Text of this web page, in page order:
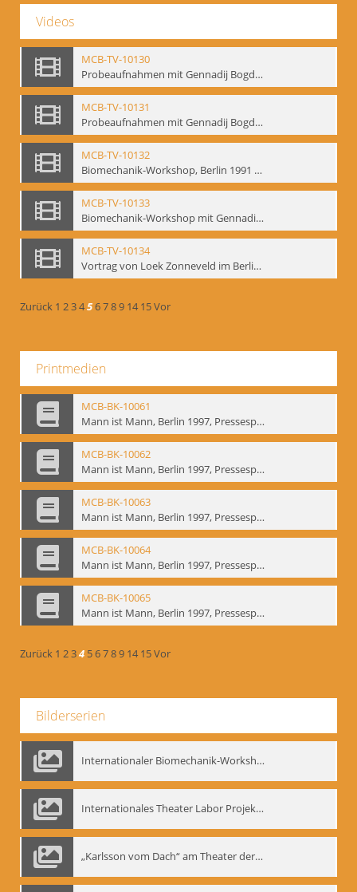
Videos
MCB-TV-10130
Probeaufnahmen mit Gennadij Bogdanow und Aufnahmen von Biomechanik-Workshop, Berlin 1991 - Interne Signatur: BM-vid-46
MCB-TV-10131
Probeaufnahmen mit Gennadij Bogdanow und Aufnahmen von Biomechanik-Workshop, Berlin 1991, Ausschnitt 2 - Interne Signatur: BM-vid-46_A2
MCB-TV-10132
Biomechanik-Workshop, Berlin 1991 und Probeaufnahmen mit Gennadij Bogdanow - Interne Signatur: BM-vid-47
MCB-TV-10133
Biomechanik-Workshop mit Gennadij Bogdanow, Berlin 1991 - Interne Signatur: BM-vid-48
MCB-TV-10134
Vortrag von Loek Zonneveld im Berliner Ensemble am 04.10.1991 - Interne Signatur: BM-vid-49
Zurück 1 23456789 14 15Vor
Printmedien
MCB-BK-10061
Mann ist Mann, Berlin 1997, Pressespiegel - interne Signatur: BM-prt-262-9
MCB-BK-10062
Mann ist Mann, Berlin 1997, Pressespiegel - interne Signatur: BM-prt-262-10
MCB-BK-10063
Mann ist Mann, Berlin 1997, Pressespiegel - interne Signatur: BM-prt-262-11
MCB-BK-10064
Mann ist Mann, Berlin 1997, Pressespiegel - interne Signatur: BM-prt-262-12
MCB-BK-10065
Mann ist Mann, Berlin 1997, Pressespiegel - interne Signatur: BM-prt-262-13
Zurück 1 234 56789 14 15Vor
Bilderserien
Internationaler Biomechanik-Workshop, Moskau 1993
Internationales Theater Labor Projekt: Play Don Juan
„Karlsson vom Dach“ am Theater der Satire, Moskau 1985